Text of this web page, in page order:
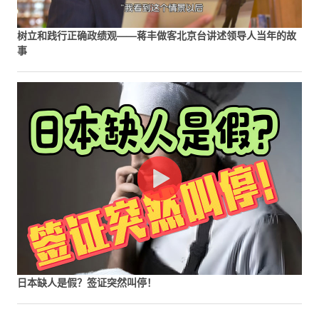
树立和践行正确政绩观——蒋丰做客北京台讲述领导人当年的故
事
日本缺人是假？签证突然叫停！